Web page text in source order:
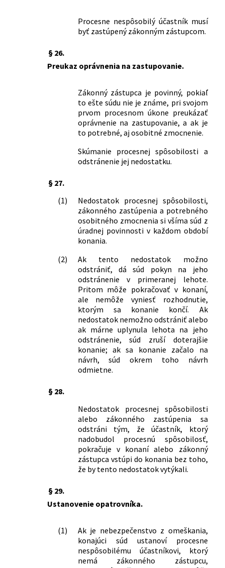
Procesne nespôsobilý účastník musí
byť zastúpený zákonným zástupcom.
§ 26.
Preukaz oprávnenia na zastupovanie.
Zákonný zástupca je povinný, pokiaľ
to ešte súdu nie je známe, pri svojom
prvom procesnom úkone preukázať
oprávnenie na zastupovanie, a ak je
to potrebné, aj osobitné zmocnenie.
Skúmanie procesnej spôsobilosti a
odstránenie jej nedostatku.
§ 27.
(1)
Nedostatok procesnej spôsobilosti,
zákonného zastúpenia a potrebného
osobitného zmocnenia si všíma súd z
úradnej povinnosti v každom období
konania.
(2)
Ak tento nedostatok možno
odstrániť, dá súd pokyn na jeho
odstránenie v primeranej lehote.
Pritom môže pokračovať v konaní,
ale nemôže vyniesť rozhodnutie,
ktorým sa konanie končí. Ak
nedostatok nemožno odstrániť alebo
ak márne uplynula lehota na jeho
odstránenie, súd zruší doterajšie
konanie; ak sa konanie začalo na
návrh, súd okrem toho návrh
odmietne.
§ 28.
Nedostatok procesnej spôsobilosti
alebo zákonného zastúpenia sa
odstráni tým, že účastník, ktorý
nadobudol procesnú spôsobilosť,
pokračuje v konaní alebo zákonný
zástupca vstúpi do konania bez toho,
že by tento nedostatok vytýkali.
§ 29.
Ustanovenie opatrovníka.
(1)
Ak je nebezpečenstvo z omeškania,
konajúci súd ustanoví procesne
nespôsobilému účastníkovi, ktorý
nemá zákonného zástupcu,